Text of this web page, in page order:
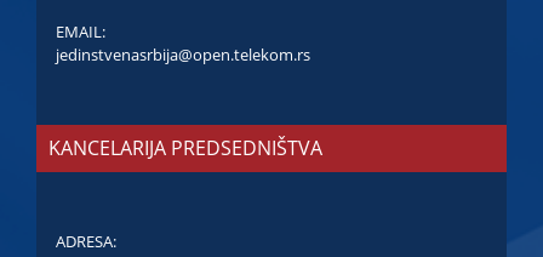
EMAIL:
jedinstvenasrbija@open.telekom.rs
KANCELARIJA PREDSEDNIŠTVA
ADRESA: